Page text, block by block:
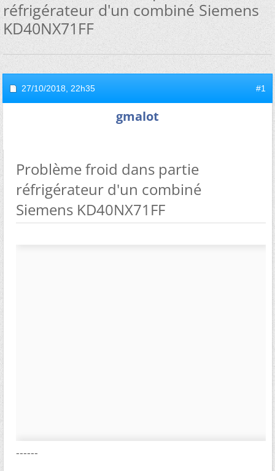
réfrigérateur d'un combiné Siemens
KD40NX71FF
27/10/2018, 22h35 #1
gmalot
Problème froid dans partie
réfrigérateur d'un combiné
Siemens KD40NX71FF
------